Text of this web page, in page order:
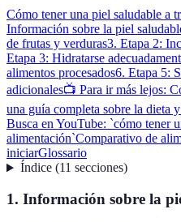
Cómo tener una piel saludable a
Información sobre la piel
de frutas y verduras3. Etapa 2:
Etapa 3: Hidratarse
alimentos procesados6. Etapa 5:
adicionales📺 Para ir más lejos:
una guía completa sobre la dieta
Busca en YouTube: `cómo tener
alimentación`Comparativo de
iniciarGlossario
Índice(11 secciones)
1. Información sobre la